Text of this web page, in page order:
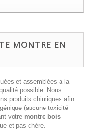
MONTRE EN
et assemblées à la
possible. Nous
produits chimiques afin
(aucune toxicité
votre montre bois
et pas chère.